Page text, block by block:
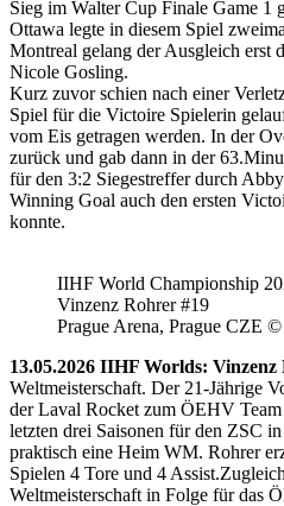
Sieg im Walter Cup Finale Game 1
Ottawa legte in diesem Spiel
Montreal gelang der Ausgleich erst
Nicole Gosling.
Kurz zuvor schien nach einer
Spiel für die Victoire Spielerin
vom Eis getragen werden. In der
zurück und gab dann in der
für den 3:2 Siegestreffer durch
Winning Goal auch den ersten
konnte.
IIHF World Championship
Vinzenz Rohrer #19
Prague Arena, Prague CZE
13.05.2026 IIHF Worlds:
Weltmeisterschaft. Der 21-Jährige
der Laval Rocket zum ÖEHV
letzten drei Saisonen für den ZSC
praktisch eine Heim WM. Rohrer
Spielen 4 Tore und 4
Weltmeisterschaft in Folge für das